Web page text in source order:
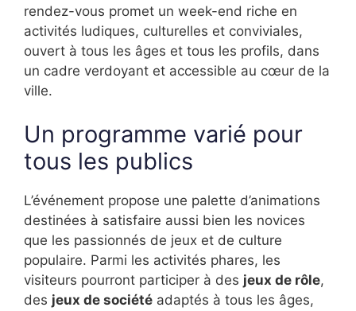
rendez-vous promet un week-end riche en
activités ludiques, culturelles et conviviales,
ouvert à tous les âges et tous les profils, dans
un cadre verdoyant et accessible au cœur de la
ville.
Un programme varié pour
tous les publics
L’événement propose une palette d’animations
destinées à satisfaire aussi bien les novices
que les passionnés de jeux et de culture
populaire. Parmi les activités phares, les
visiteurs pourront participer à des jeux de rôle,
des jeux de société adaptés à tous les âges,